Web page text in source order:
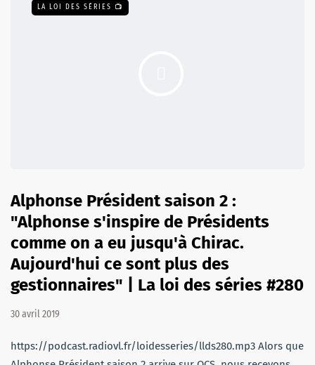
LA LOI DES SÉRIES 📺
Alphonse Président saison 2 :
"Alphonse s'inspire de Présidents
comme on a eu jusqu'à Chirac.
Aujourd'hui ce sont plus des
gestionnaires" | La loi des séries #280
30 avril 2019
https://podcast.radiovl.fr/loidesseries/llds280.mp3 Alors que